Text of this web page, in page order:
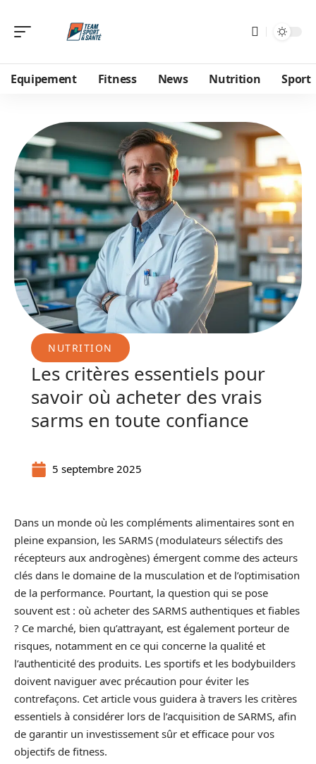
Equipement Fitness News Nutrition Sport
NUTRITION
Les critères essentiels pour
savoir où acheter des vrais
sarms en toute confiance
5 septembre 2025
Dans un monde où les compléments alimentaires sont en
pleine expansion, les SARMS (modulateurs sélectifs des
récepteurs aux androgènes) émergent comme des acteurs
clés dans le domaine de la musculation et de l’optimisation
de la performance. Pourtant, la question qui se pose
souvent est : où acheter des SARMS authentiques et fiables
? Ce marché, bien qu’attrayant, est également porteur de
risques, notamment en ce qui concerne la qualité et
l’authenticité des produits. Les sportifs et les bodybuilders
doivent naviguer avec précaution pour éviter les
contrefaçons. Cet article vous guidera à travers les critères
essentiels à considérer lors de l’acquisition de SARMS, afin
de garantir un investissement sûr et efficace pour vos
objectifs de fitness.